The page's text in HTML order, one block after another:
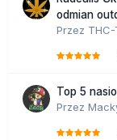
odmian
Przez THC-
Top 5
Przez